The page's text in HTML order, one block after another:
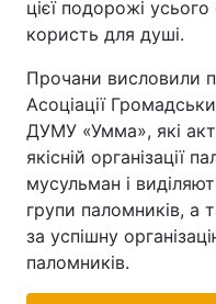
Архів
Послуги
цієї подорожі
користь для душі.
Прочани висловили
Асоціації
ДУМУ «Умма», які
якісній організації
мусульман і
групи паломників, а
за успішну
паломників.